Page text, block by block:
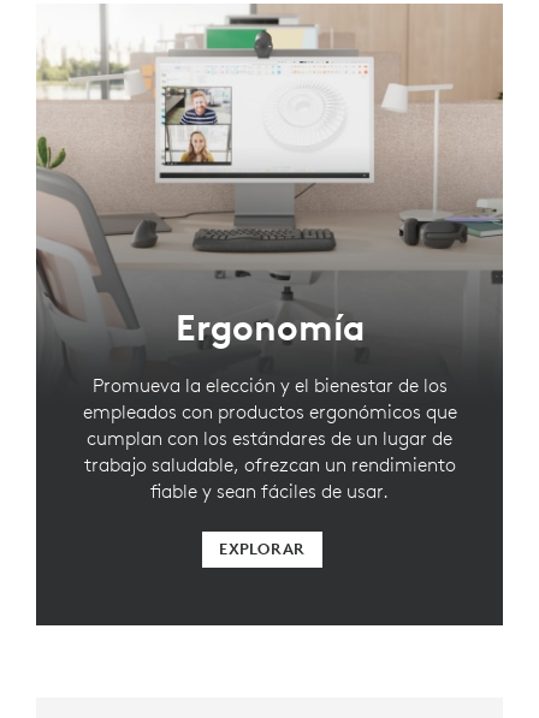
Ergonomía
Promueva la elección y el bienestar de los
empleados con productos ergonómicos que
cumplan con los estándares de un lugar de
trabajo saludable, ofrezcan un rendimiento
fiable y sean fáciles de usar.
EXPLORAR